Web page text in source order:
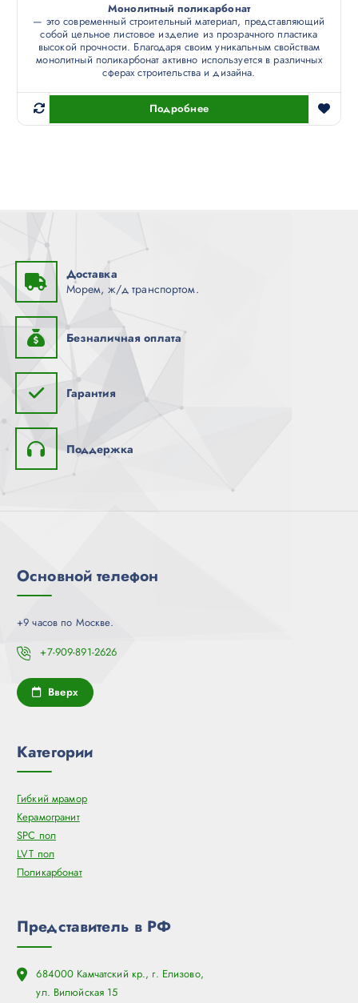
Монолитный поликарбонат
— это современный строительный материал, представляющий
собой цельное листовое изделие из прозрачного пластика
высокой прочности. Благодаря своим уникальным свойствам
монолитный поликарбонат активно используется в различных
сферах строительства и дизайна.
Подробнее
Доставка
Морем, ж/д транспортом.
Безналичная оплата
Гарантия
Поддержка
Основной телефон
+9 часов по Москве.
+7-909-891-2626
Вверх
Категории
Гибкий мрамор
Керамогранит
SPC пол
LVT пол
Поликарбонат
Представитель в РФ
684000 Камчатский кр., г. Елизово,
ул. Вилюйская 15